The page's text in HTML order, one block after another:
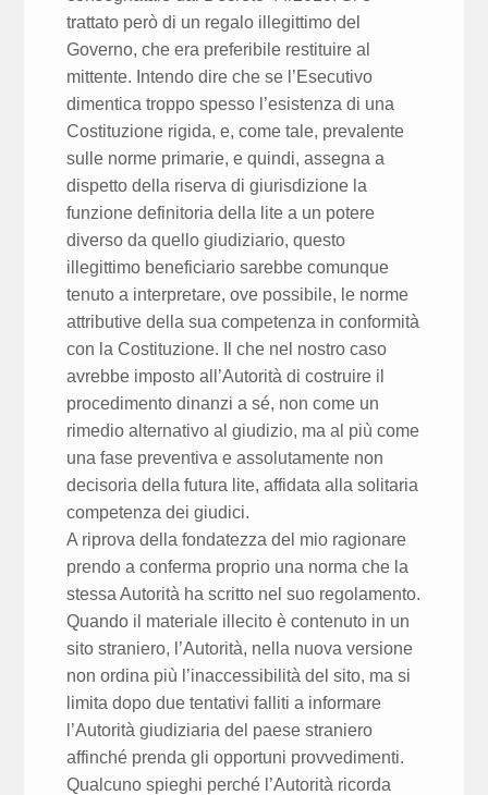
trattato però di un regalo illegittimo del
Governo, che era preferibile restituire al
mittente. Intendo dire che se l’Esecutivo
dimentica troppo spesso l’esistenza di una
Costituzione rigida, e, come tale, prevalente
sulle norme primarie, e quindi, assegna a
dispetto della riserva di giurisdizione la
funzione definitoria della lite a un potere
diverso da quello giudiziario, questo
illegittimo beneficiario sarebbe comunque
tenuto a interpretare, ove possibile, le norme
attributive della sua competenza in conformità
con la Costituzione. Il che nel nostro caso
avrebbe imposto all’Autorità di costruire il
procedimento dinanzi a sé, non come un
rimedio alternativo al giudizio, ma al più come
una fase preventiva e assolutamente non
decisoria della futura lite, affidata alla solitaria
competenza dei giudici.
A riprova della fondatezza del mio ragionare
prendo a conferma proprio una norma che la
stessa Autorità ha scritto nel suo regolamento.
Quando il materiale illecito è contenuto in un
sito straniero, l’Autorità, nella nuova versione
non ordina più l’inaccessibilità del sito, ma si
limita dopo due tentativi falliti a informare
l’Autorità giudiziaria del paese straniero
affinché prenda gli opportuni provvedimenti.
Qualcuno spieghi perché l’Autorità ricorda